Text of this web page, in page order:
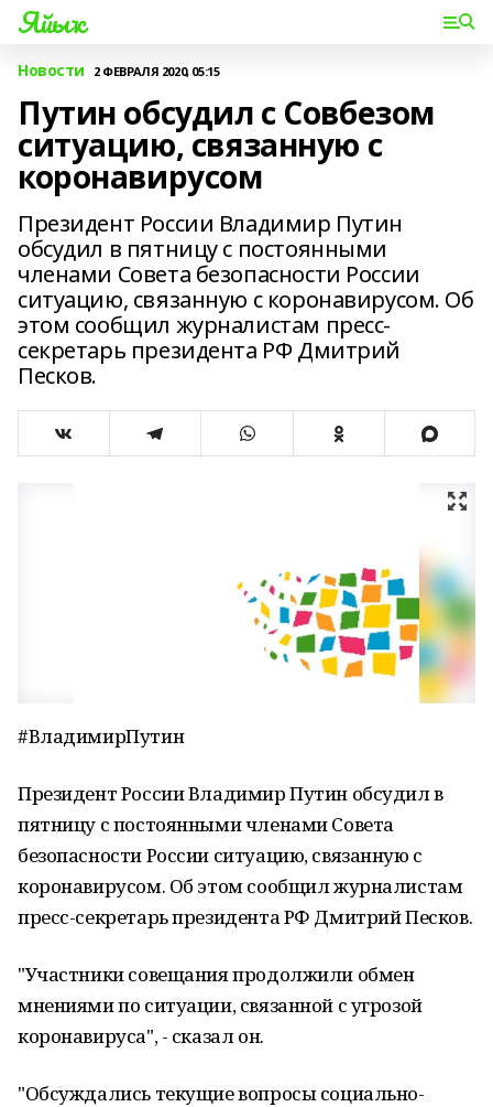
Яйыҡ
Новости 2 ФЕВРАЛЯ 2020, 05:15
Путин обсудил с Совбезом
ситуацию, связанную с
коронавирусом
Президент России Владимир Путин
обсудил в пятницу с постоянными
членами Совета безопасности России
ситуацию, связанную с коронавирусом. Об
этом сообщил журналистам пресс-
секретарь президента РФ Дмитрий
Песков.
#ВладимирПутин
Президент России Владимир Путин обсудил в
пятницу с постоянными членами Совета
безопасности России ситуацию, связанную с
коронавирусом. Об этом сообщил журналистам
пресс-секретарь президента РФ Дмитрий Песков.
"Участники совещания продолжили обмен
мнениями по ситуации, связанной с угрозой
коронавируса", - сказал он.
"Обсуждались текущие вопросы социально-